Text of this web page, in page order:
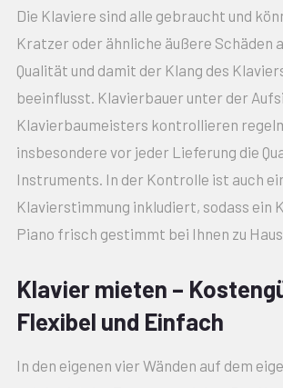
Die Klaviere sind alle gebraucht und
Kratzer oder ähnliche äußere Schäden
Qualität und damit der Klang des
beeinflusst. Klavierbauer unter der
Klavierbaumeisters kontrollieren
insbesondere vor jeder Lieferung die
Instruments. In der Kontrolle ist auch
Klavierstimmung inkludiert, sodass ein
Piano frisch gestimmt bei Ihnen zu
Klavier mieten –
Flexibel und Einfach
In den eigenen vier Wänden auf dem